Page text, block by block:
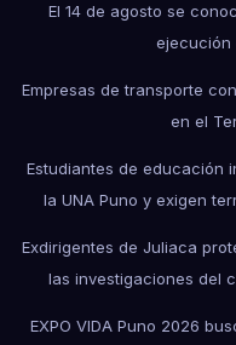
El 14 de agosto se
ejecución
Empresas de transporte
en el
Estudiantes de educación
la UNA Puno y exigen
Exdirigentes de Juliaca
las investigaciones del
EXPO VIDA Puno 2026